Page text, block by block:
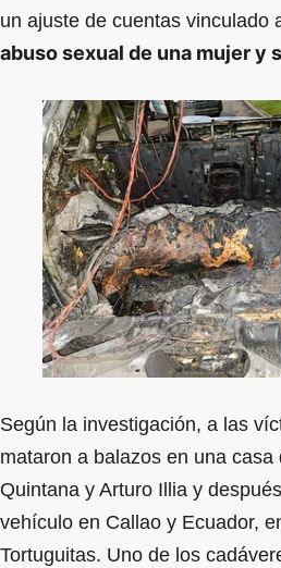
un ajuste de cuentas vinculado
abuso sexual de una mujer y
Según la investigación, a las
mataron a balazos en una casa
Quintana y Arturo Illia y
vehículo en Callao y Ecuador,
Tortuguitas. Uno de los